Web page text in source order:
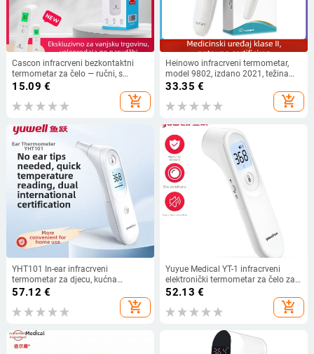
Cascon infracrveni bezkontaktni
termometar za čelo — ručni, s
trobojnim pozadinskim
osvjetljenjem i alarmom za visoku
temperaturu, način nošenja: čelo s
2024-01-10
15.09 €
add_shopping_cart
Heinowo infracrveni termometar,
model 9802, izdano 2021, težina
250 g, za opću upotrebu
33.35 €
add_shopping_cart
YHT101 In-ear infracrveni
termometar za djecu, kućna
medicinska upotreba
57.12 €
add_shopping_cart
Yuyue Medical YT-1 infracrveni
elektronički termometar za čelo za
odrasle i bebe
52.13 €
add_shopping_cart